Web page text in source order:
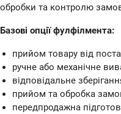
обробки та контролю
Базові опції фулфілмента:
прийом товару від
ручне або механічне
відповідальне
прийом та обробка
передпродажна